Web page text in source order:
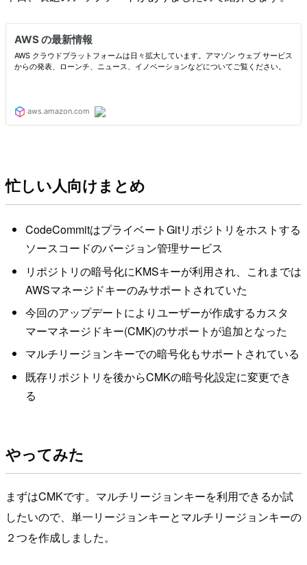
忙しい人向けまとめ
CodeCommitはプライベートGitリポジトリをホストする
ソースコードのバージョン管理サービス
リポジトリの暗号化にKMSキーが利用され、これまでは
AWSマネージドキーのみサポートされていた
今回のアップデートによりユーザーが作成するカスタ
マーマネージドキー(CMK)のサポートが追加となった
マルチリージョンキーでの暗号化もサポートされている
既存リポジトリを後からCMKの暗号化設定に変更でき
る
やってみた
まずはCMKです。マルチリージョンキーを利用できるか試
したいので、単一リージョンキーとマルチリージョンキーの
２つを作成しました。